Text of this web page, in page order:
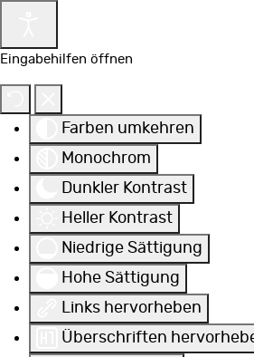
Eingabehilfen öffnen
Farben umkehren
Monochrom
Dunkler Kontrast
Heller Kontrast
Niedrige Sättigung
Hohe Sättigung
Links hervorheben
Überschriften